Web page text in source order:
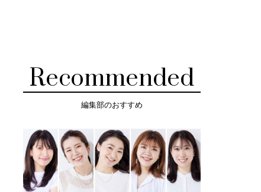
Recommended
編集部のおすすめ